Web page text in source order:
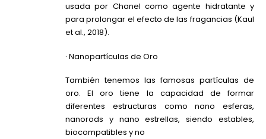
usada por Chanel como agente hidratante y
para prolongar el efecto de las fragancias (Kaul
et al., 2018).
· Nanopartículas de Oro
También tenemos las famosas partículas de
oro. El oro tiene la capacidad de formar
diferentes estructuras como nano esferas,
nanorods y nano estrellas, siendo estables,
biocompatibles y no